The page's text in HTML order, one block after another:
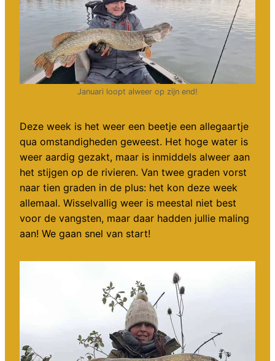
Januari loopt alweer op zijn end!
Deze week is het weer een beetje een allegaartje
qua omstandigheden geweest. Het hoge water is
weer aardig gezakt, maar is inmiddels alweer aan
het stijgen op de rivieren. Van twee graden vorst
naar tien graden in de plus: het kon deze week
allemaal. Wisselvallig weer is meestal niet best
voor de vangsten, maar daar hadden jullie maling
aan! We gaan snel van start!